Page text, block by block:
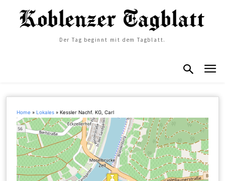
Der Tag beginnt mit dem Tagblatt.
Home »Lokales »Kessler Nachf. KG, Carl